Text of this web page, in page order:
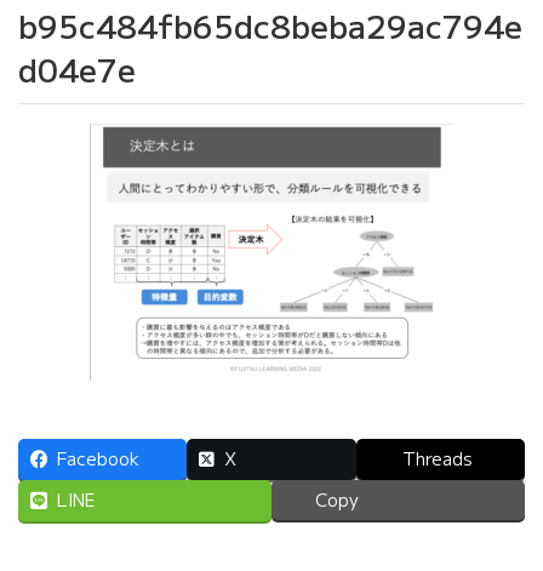
b95c484fb65dc8beba29ac794e
d04e7e
Facebook X
Threads
LINE
Copy